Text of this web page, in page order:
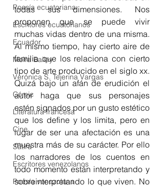
Poesía ecuatoriana
Escritores ecuatorianos
Ecuador
Moira Bailey
Verónica S. Tejerina Vargas
Cómic
Literatura francesa
Cine
Sátira
Escritores venezolanos
Poesía venezolana
todas sus dimensiones. Nos
proponen que se puede vivir
muchas vidas dentro de una misma.
Al mismo tiempo, hay cierto aire de
familia que los relaciona con cierto
tipo de arte producido en el siglo xx.
Quizá bajo un afán de erudición el
autor haga que sus personajes
estén signados por un gusto estético
que los define y los limita, pero en
lugar de ser una afectación es una
muestra más de su carácter. Por ello
los narradores de los cuentos en
todo momento están interpretando y
sobreinterpretando lo que viven. No